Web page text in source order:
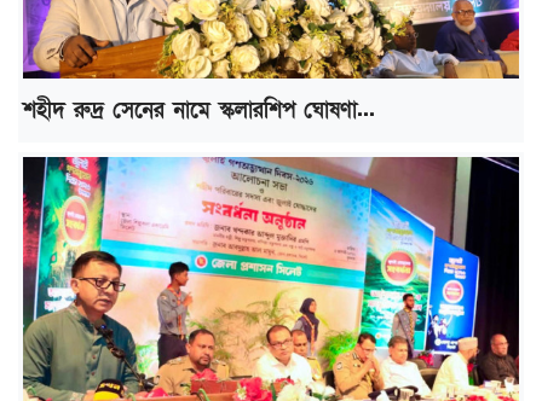
শহীদ রুদ্র সেনের নামে স্কলারশিপ ঘোষণা...